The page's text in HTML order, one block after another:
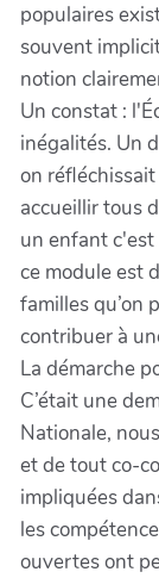
populaires
souvent
notion
Un constat :
inégalités. Un
on
accueillir tous
un enfant c'est
ce module est
familles qu’on
contribuer à
La démarche
C’était une
Nationale,
et de tout co-
impliquées
les
ouvertes ont